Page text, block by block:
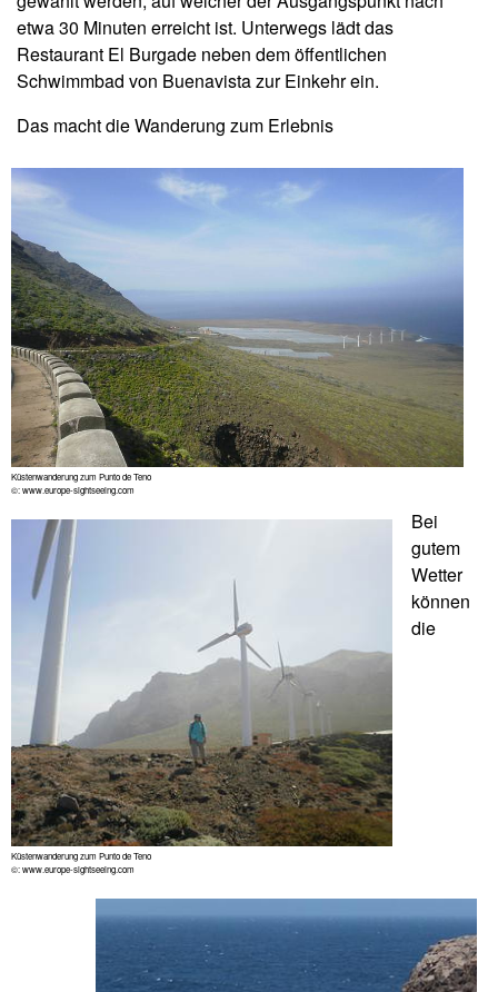
etwa 30 Minuten erreicht ist. Unterwegs lädt das
Restaurant El Burgade neben dem öffentlichen
Schwimmbad von Buenavista zur Einkehr ein.
Das macht die Wanderung zum Erlebnis
Küstenwanderung zum Punto de Teno
©: www.europe-sightseeing.com
Küstenwanderung zum Punto de Teno
©: www.europe-sightseeing.com
Bei
gutem
Wetter
können
die